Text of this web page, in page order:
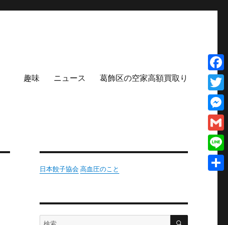
趣味 ニュース 葛飾区の空家高額買取り
日本餃子協会高血圧のこと
検 検
Line